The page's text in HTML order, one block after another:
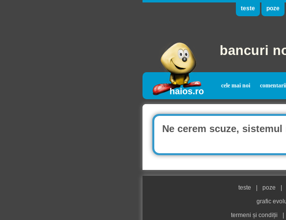
teste poze
bancuri
haios.ro
cele mai noi comentarii
Ne cerem scuze,
teste poze
grafic
termeni și condiții